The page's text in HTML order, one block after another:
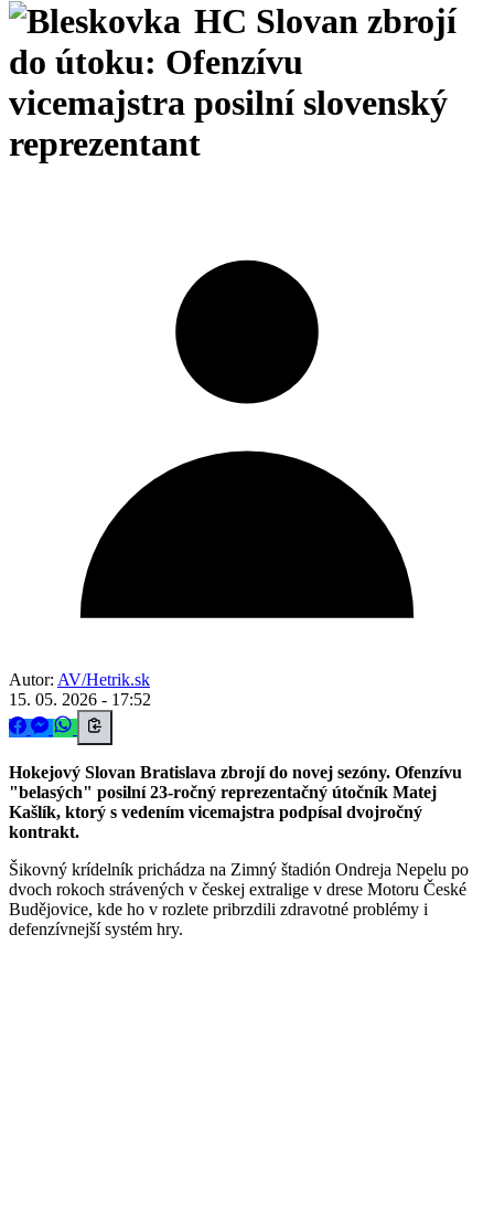
HC Slovan zbrojí
do útoku: Ofenzívu
vicemajstra posilní slovenský
reprezentant
Autor: AV/Hetrik.sk
15. 05. 2026 - 17:52
Hokejový Slovan Bratislava zbrojí do novej sezóny. Ofenzívu
"belasých" posilní 23-ročný reprezentačný útočník Matej
Kašlík, ktorý s vedením vicemajstra podpísal dvojročný
kontrakt.
Šikovný krídelník prichádza na Zimný štadión Ondreja Nepelu po
dvoch rokoch strávených v českej extralige v drese Motoru České
Budějovice, kde ho v rozlete pribrzdili zdravotné problémy i
defenzívnejší systém hry.